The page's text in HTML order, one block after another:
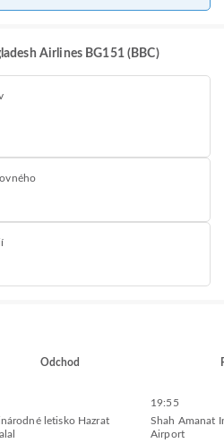
Airlines BG151 (BBC)
Odchod
letisko Hazrat
19:55
Shah Amanat
Airport